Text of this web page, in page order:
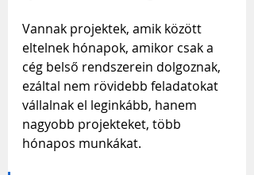
Vannak projektek, amik között
eltelnek hónapok, amikor csak a
cég belső rendszerein dolgoznak,
ezáltal nem rövidebb feladatokat
vállalnak el leginkább, hanem
nagyobb projekteket, több
hónapos munkákat.